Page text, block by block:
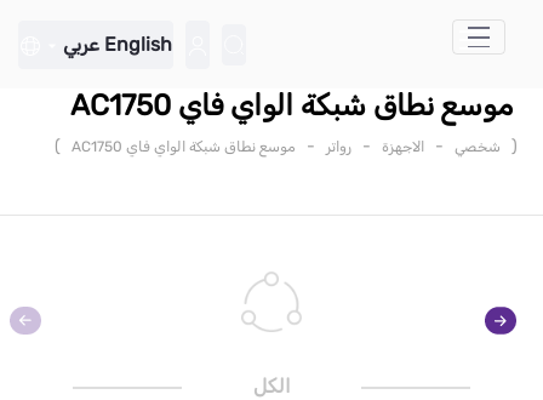
تخطي إلى المحتوى الرئيسي
English عربي
موسع نطاق شبكة الواي فاي AC1750
( شخصي - الاجهزة - رواتر - موسع نطاق شبكة الواي فاي AC1750 )
الكل